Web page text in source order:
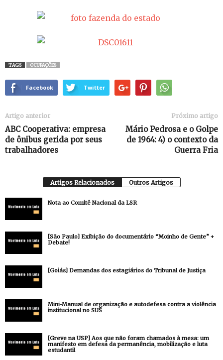
TAGS OCUPAÇÕES
Facebook Twitter
Artigo anterior
ABC Cooperativa: empresa
de ônibus gerida por seus
trabalhadores
Próximo artigo
Mário Pedrosa e o Golpe
de 1964: 4) o contexto da
Guerra Fria
Artigos Relacionados Outros Artigos
Nota ao Comitê Nacional da LSR
[São Paulo] Exibição do documentário “Moinho de Gente” +
Debate!
[Goiás] Demandas dos estagiários do Tribunal de Justiça
Mini-Manual de organização e autodefesa contra a violência
institucional no SUS
[Greve na USP] Aos que não foram chamados à mesa: um
manifesto em defesa da permanência, mobilização e luta
estudantil